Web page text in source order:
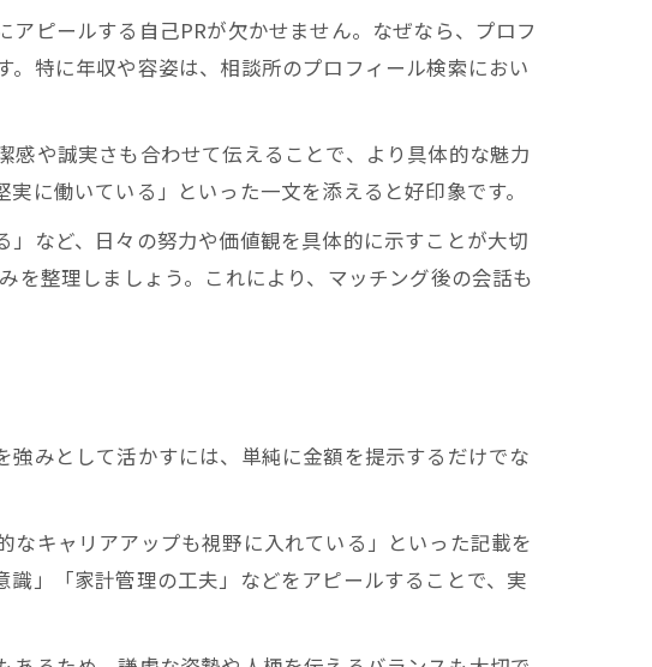
ピールする自己PRが欠かせません。なぜなら、プロフ
特に年収や容姿は、相談所のプロフィール検索におい
や誠実さも合わせて伝えることで、より具体的な魅力
に働いている」といった一文を添えると好印象です。
など、日々の努力や価値観を具体的に示すことが大切
を整理しましょう。これにより、マッチング後の会話も
みとして活かすには、単純に金額を提示するだけでな
キャリアアップも視野に入れている」といった記載を
」「家計管理の工夫」などをアピールすることで、実